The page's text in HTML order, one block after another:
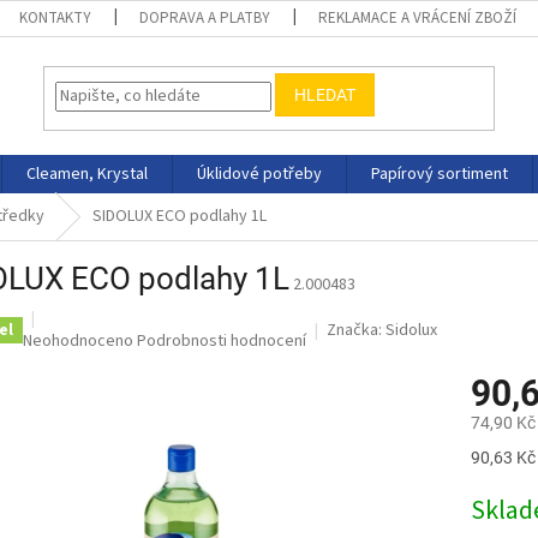
KONTAKTY DOPRAVA A PLATBY REKLAMACE A VRÁCENÍ ZBOŽÍ
HLEDAT
Cleamen, Krystal Úklidové potřeby Papírový sortiment
SIDOLUX ECO podlahy 1L
ECO podlahy 1L 2.000483
Průměrné
Neohodnoceno Podrobnosti hodnocení Značka: Sidolux
74,90 Kč
Měrná
90,63 Kč